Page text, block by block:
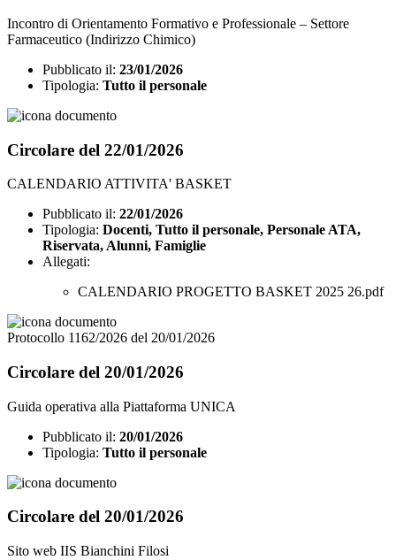
Incontro di Orientamento Formativo e Professionale – Settore
Farmaceutico (Indirizzo Chimico)
Pubblicato il: 23/01/2026
Tipologia: Tutto il personale
Circolare del 22/01/2026
CALENDARIO ATTIVITA' BASKET
Pubblicato il: 22/01/2026
Tipologia: Docenti, Tutto il personale, Personale ATA,
Riservata, Alunni, Famiglie
Allegati:
CALENDARIO PROGETTO BASKET 2025 26.pdf
Protocollo 1162/2026 del 20/01/2026
Circolare del 20/01/2026
Guida operativa alla Piattaforma UNICA
Pubblicato il: 20/01/2026
Tipologia: Tutto il personale
Circolare del 20/01/2026
Sito web IIS Bianchini Filosi